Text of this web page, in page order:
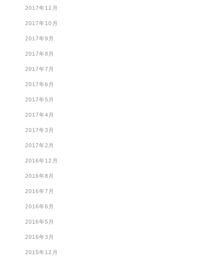
2017年11月
2017年10月
2017年9月
2017年8月
2017年7月
2017年6月
2017年5月
2017年4月
2017年3月
2017年2月
2016年12月
2016年8月
2016年7月
2016年6月
2016年5月
2016年3月
2015年12月